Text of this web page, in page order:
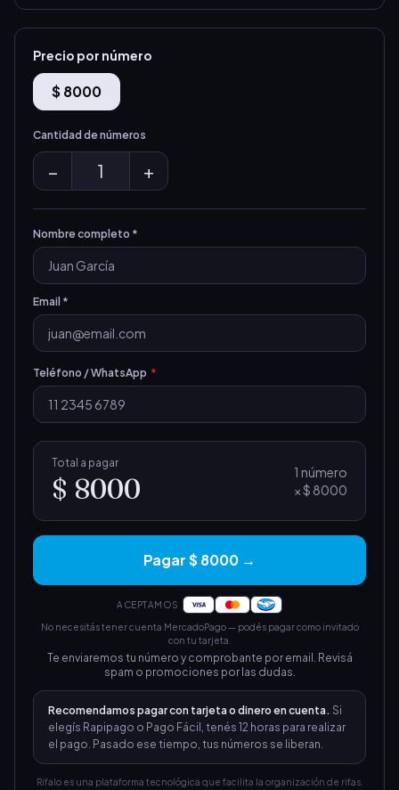
Precio por número
$ 8000
Cantidad de números
− 1 +
Nombre completo *
Email *
Teléfono / WhatsApp *
Total a pagar
$ 8000
1 número
×$ 8000
Pagar $ 8000 →
ACEPTAMOS
No necesitás tener cuenta MercadoPago — podés pagar como invitado
con tu tarjeta.
Te enviaremos tu número y comprobante por email. Revisá
spam o promociones por las dudas.
Recomendamos pagar con tarjeta o dinero en cuenta. Si
elegís Rapipago o Pago Fácil, tenés 12 horas para realizar
el pago. Pasado ese tiempo, tus números se liberan.
Rifalo es una plataforma tecnológica que facilita la organización de rifas.